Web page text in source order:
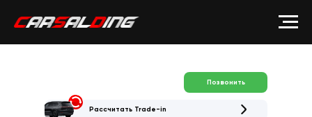
Рассчитать Trade-in
Позвонить